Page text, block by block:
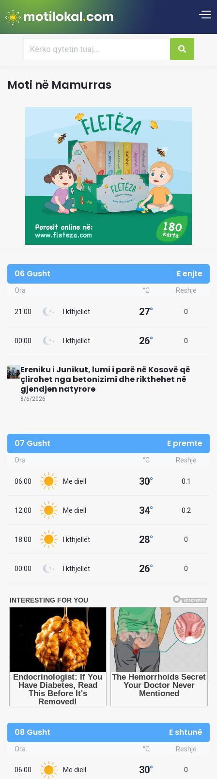
Moti në Mamurras
06 Gusht E enjte
Ora °C Reshje
21:00 I kthjellët 27° 0
00:00 I kthjellët 26° 0
Ereniku i Junikut, lumi i parë në Kosovë që
çlirohet nga betonizimi dhe rikthehet në
gjendjen natyrore
8/6/2026
07 Gusht E premte
Ora °C Reshje
06:00 Me diell 30° 0.1
12:00 Me diell 34° 0.2
18:00 I kthjellët 28° 0
00:00 I kthjellët 26° 0
08 Gusht E shtunë
Ora °C Reshje
06:00 Me diell 30° 0